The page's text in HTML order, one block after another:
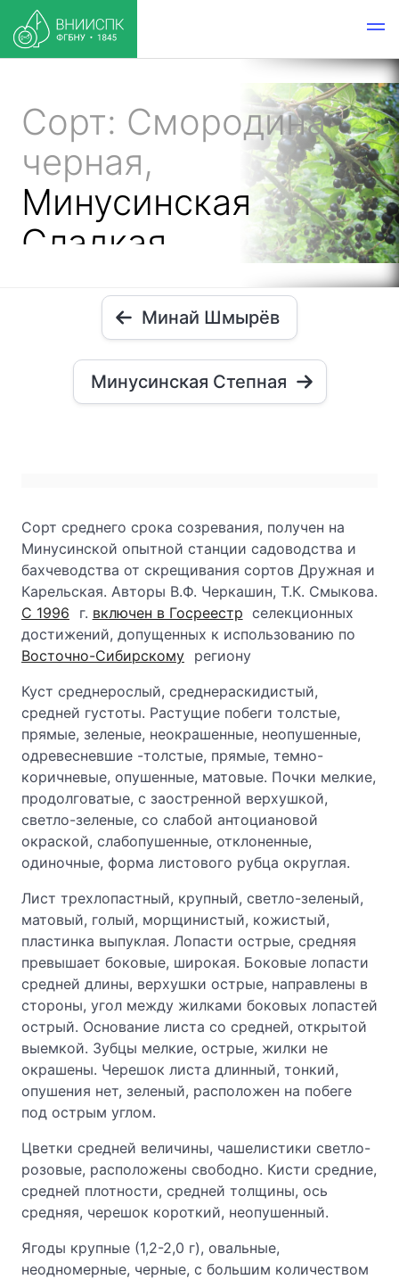
Сорт: Смородина
черная,
Минусинская
Сладкая
Минай Шмырёв
Минусинская Степная
Сорт среднего срока созревания, получен на
Минусинской опытной станции садоводства и
бахчеводства от скрещивания сортов Дружная и
Карельская. Авторы В.Ф. Черкашин, Т.К. Смыкова.
С 1996
г. включен в Госреестр селекционных
достижений, допущенных к использованию по
Восточно-Сибирскому региону
Куст среднерослый, среднераскидистый,
средней густоты. Растущие побеги толстые,
прямые, зеленые, неокрашенные, неопушенные,
одревесневшие -толстые, прямые, темно-
коричневые, опушенные, матовые. Почки мелкие,
продолговатые, с заостренной верхушкой,
светло-зеленые, со слабой антоциановой
окраской, слабопушенные, отклоненные,
одиночные, форма листового рубца округлая.
Лист трехлопастный, крупный, светло-зеленый,
матовый, голый, морщинистый, кожистый,
пластинка выпуклая. Лопасти острые, средняя
превышает боковые, широкая. Боковые лопасти
средней длины, верхушки острые, направлены в
стороны, угол между жилками боковых лопастей
острый. Основание листа со средней, открытой
выемкой. Зубцы мелкие, острые, жилки не
окрашены. Черешок листа длинный, тонкий,
опушения нет, зеленый, расположен на побеге
под острым углом.
Цветки средней величины, чашелистики светло-
розовые, расположены свободно. Кисти средние,
средней плотности, средней толщины, ось
средняя, черешок короткий, неопушенный.
Ягоды крупные (1,2-2,0 г), овальные,
неодномерные, черные, с большим количеством